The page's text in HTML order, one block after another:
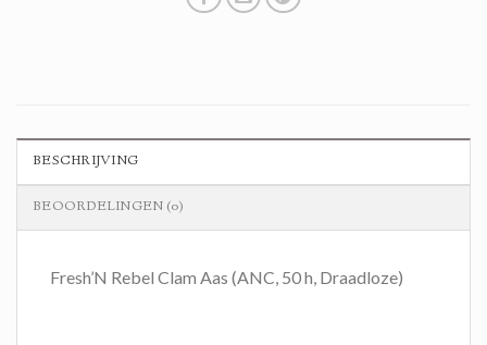
BESCHRIJVING
BEOORDELINGEN (0)
Fresh’N Rebel Clam Aas (ANC, 50 h, Draadloze)